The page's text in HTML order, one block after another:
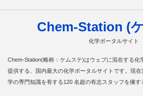
Chem-Station (
化学ポータルサイト
Chem-Station(略称：ケムステ)はウェブに混在する化
提供する、国内最大の化学ポータルサイトです。現
学の専門知識を有する120 名超の有志スタッフを擁す